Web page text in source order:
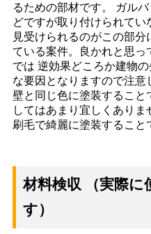
るための部材です。 ガル
どですが取り付けられて
見受けられるのがこの部
ている案件。良かれと思
では 逆効果どころか建物
な要因となりますので注
壁と同じ色に塗装すること
してはあまり宜しくあり
刷毛で綺麗に塗装すること
材料検収 （実際に
す）